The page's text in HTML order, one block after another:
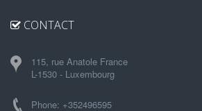
CONTACT
115, rue Anatole France
L-1530 - Luxembourg
Phone: +352496595